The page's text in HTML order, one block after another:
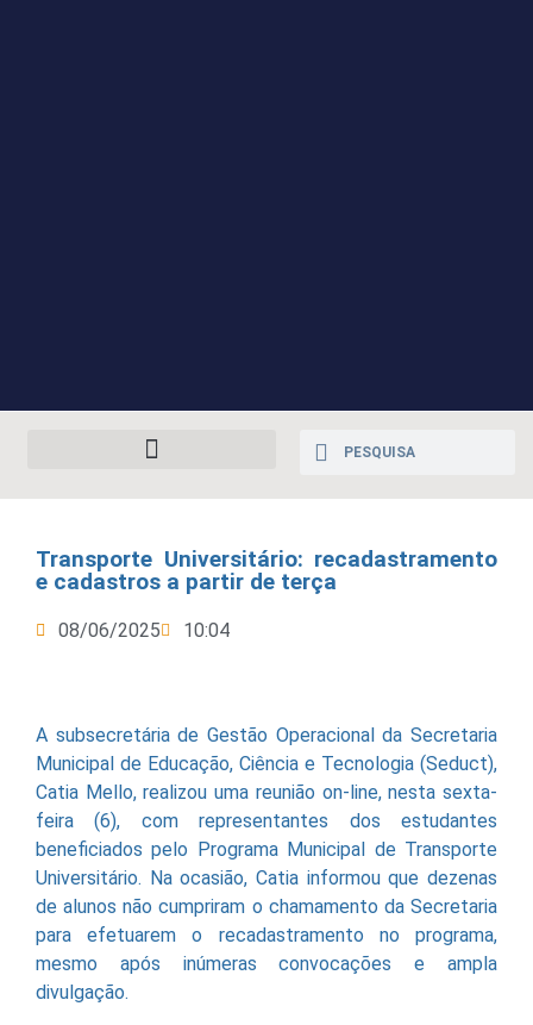
Transporte Universitário: recadastramento
e cadastros a partir de terça
08/06/2025 10:04
A subsecretária de Gestão Operacional da Secretaria
Municipal de Educação, Ciência e Tecnologia (Seduct),
Catia Mello, realizou uma reunião on-line, nesta sexta-
feira (6), com representantes dos estudantes
beneficiados pelo Programa Municipal de Transporte
Universitário. Na ocasião, Catia informou que dezenas
de alunos não cumpriram o chamamento da Secretaria
para efetuarem o recadastramento no programa,
mesmo após inúmeras convocações e ampla
divulgação.